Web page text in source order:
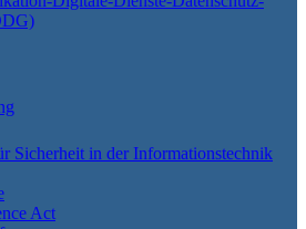
Sicherheit in der Informationstechnik
Act